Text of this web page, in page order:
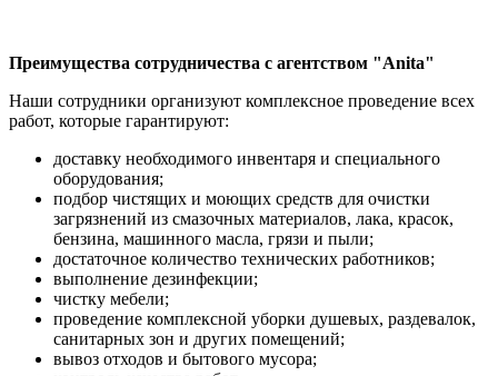
Преимущества сотрудничества с агентством "Anita"
Наши сотрудники организуют комплексное проведение всех
работ, которые гарантируют:
доставку необходимого инвентаря и специального
оборудования;
подбор чистящих и моющих средств для очистки
загрязнений из смазочных материалов, лака, красок,
бензина, машинного масла, грязи и пыли;
достаточное количество технических работников;
выполнение дезинфекции;
чистку мебели;
проведение комплексной уборки душевых, раздевалок,
санитарных зон и других помещений;
вывоз отходов и бытового мусора;